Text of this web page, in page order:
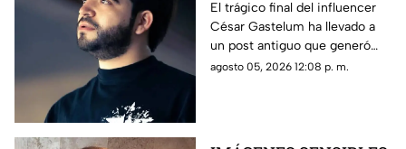
Post de tiktoker César
Gastelum causa
ALARMA en redes
(+Foto)
El trágico final del influencer
César Gastelum ha llevado a
un post antiguo que generó
dudas entre sus seguidores.
agosto 05, 2026 12:08 p. m.